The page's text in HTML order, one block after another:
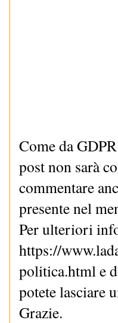
Come da
post non sarà
commentare
presente nel
Per ulteriori
https://
politica.html e
potete lasciare
Grazie.